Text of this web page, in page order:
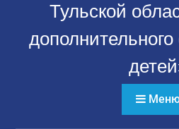
Тульской